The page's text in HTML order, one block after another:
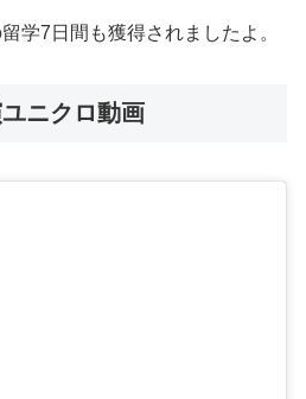
学7日間も獲得されましたよ。
ニクロ動画